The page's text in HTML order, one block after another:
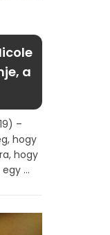
a
–
hogy
hogy
...